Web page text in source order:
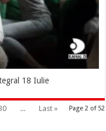
18 Iulie
Page 2 of 52
... Last »